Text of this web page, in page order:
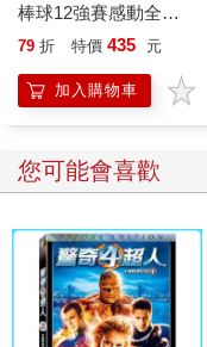
◎二十間?和八幡?散步
似乎是緣分，與莫名喜
近著迷的程度。
奇怪，不論是初秋還是
館車站出來搭上電車時
小山坡上的元町旅館，
旅館就能看見)跟我說：
有機會看到夜景。我不
站務人員就道歉說看不
棒球12強賽感動全紀
錄【聯名電影書】
79 折 特價 435 元
加入購物車
您可能也需要
百樂果
(限量)
8 折